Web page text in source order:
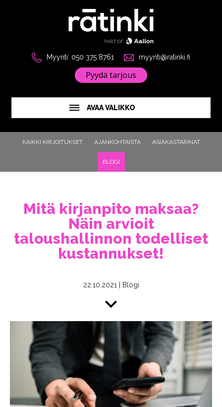
Myynti: 050 375 8761 myynti@ratinki.fi
Pyydä tarjous
AVAA VALIKKO
KAIKKI KIRJOITUKSET AJANKOHTAISTA ASIAKASTARINAT
BLOGI
Mitä kirjanpito maksaa?
Näin arvioit
taloushallinnon todelliset
kustannukset!
22.10.2021 Blogi